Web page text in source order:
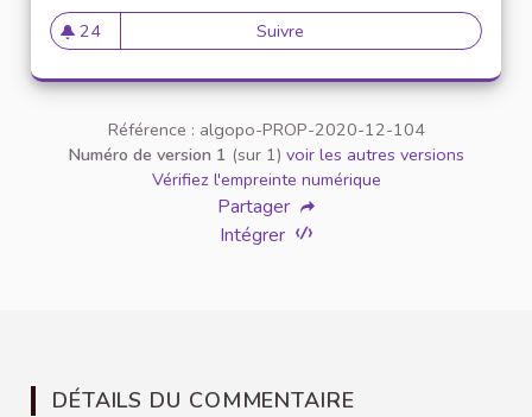
24
24 abonnés
Suivre Inscrire la charte dans un
Référence : algopo-PROP-2020-12-104
Numéro de version 1 (sur 1) voir les autres versions
Vérifiez l'empreinte numérique
Partager
Intégrer
DÉTAILS DU COMMENTAIRE